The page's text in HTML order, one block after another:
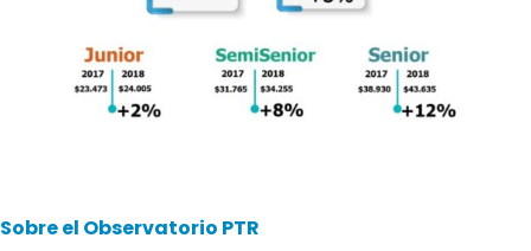
Sobre el Observatorio PTR